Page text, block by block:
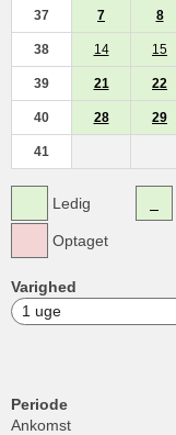
37 7 8
38 14 15
39 21 22
40 28 29
41
Ledig
Optaget
Varighed
Periode
Ankomst